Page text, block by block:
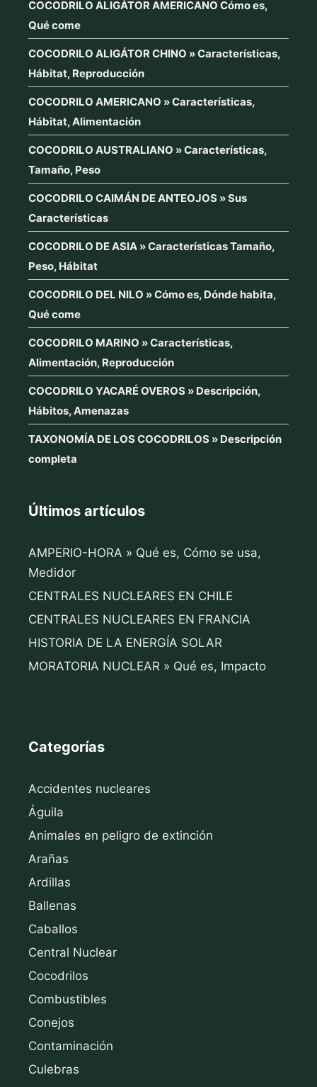
COCODRILO ALIGÁTOR AMERICANO Cómo es,
Qué come
COCODRILO ALIGÁTOR CHINO » Características,
Hábitat, Reproducción
COCODRILO AMERICANO » Características,
Hábitat, Alimentación
COCODRILO AUSTRALIANO » Características,
Tamaño, Peso
COCODRILO CAIMÁN DE ANTEOJOS » Sus
Características
COCODRILO DE ASIA » Características Tamaño,
Peso, Hábitat
COCODRILO DEL NILO » Cómo es, Dónde habita,
Qué come
COCODRILO MARINO » Características,
Alimentación, Reproducción
COCODRILO YACARÉ OVEROS » Descripción,
Hábitos, Amenazas
TAXONOMÍA DE LOS COCODRILOS » Descripción
completa
Últimos artículos
AMPERIO-HORA » Qué es, Cómo se usa,
Medidor
CENTRALES NUCLEARES EN CHILE
CENTRALES NUCLEARES EN FRANCIA
HISTORIA DE LA ENERGÍA SOLAR
MORATORIA NUCLEAR » Qué es, Impacto
Categorías
Accidentes nucleares
Águila
Animales en peligro de extinción
Arañas
Ardillas
Ballenas
Caballos
Central Nuclear
Cocodrilos
Combustibles
Conejos
Contaminación
Culebras